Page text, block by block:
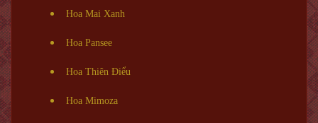
Hoa Mai Xanh
Hoa Pansee
Hoa Thiên Điểu
Hoa Mimoza